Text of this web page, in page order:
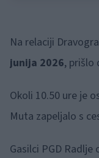
Na relaciji
junija 2026, prišlo
Okoli 10.50 ure je
Muta zapeljalo s
Gasilci PGD